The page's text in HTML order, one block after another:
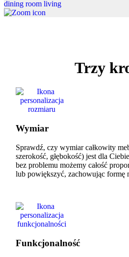
Trzy
Wymiar
Sprawdź, czy wymiar całkowity
szerokość, głębokość) jest dla
bez problemu możemy całość
lub powiększyć, zachowując formę
Funkcjonalność